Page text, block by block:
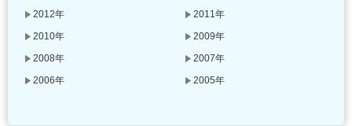
2012年
2011年
2010年
2009年
2008年
2007年
2006年
2005年